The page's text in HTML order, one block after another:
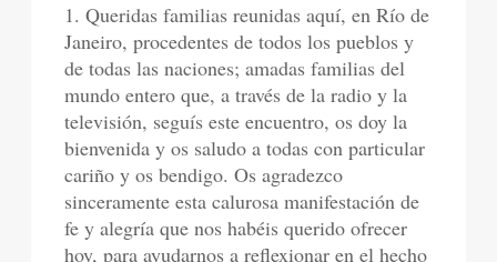
1. Queridas familias reunidas aquí, en Río de
Janeiro, procedentes de todos los pueblos y
de todas las naciones; amadas familias del
mundo entero que, a través de la radio y la
televisión, seguís este encuentro, os doy la
bienvenida y os saludo a todas con particular
cariño y os bendigo. Os agradezco
sinceramente esta calurosa manifestación de
fe y alegría que nos habéis querido ofrecer
hoy, para ayudarnos a reflexionar en el hecho